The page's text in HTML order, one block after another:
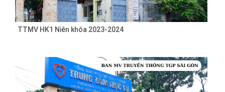
TTMV HK1 Niên khóa 2023-2024